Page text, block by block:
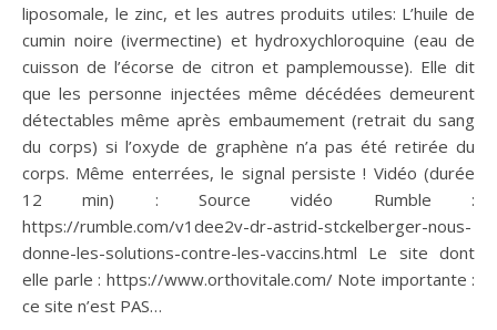
liposomale, le zinc, et les autres produits utiles: L’huile de
cumin noire (ivermectine) et hydroxychloroquine (eau de
cuisson de l’écorse de citron et pamplemousse). Elle dit
que les personne injectées même décédées demeurent
détectables même après embaumement (retrait du sang
du corps) si l’oxyde de graphène n’a pas été retirée du
corps. Même enterrées, le signal persiste ! Vidéo (durée
12 min) : Source vidéo Rumble :
https://rumble.com/v1dee2v-dr-astrid-stckelberger-nous-
donne-les-solutions-contre-les-vaccins.html Le site dont
elle parle : https://www.orthovitale.com/ Note importante :
ce site n’est PAS…